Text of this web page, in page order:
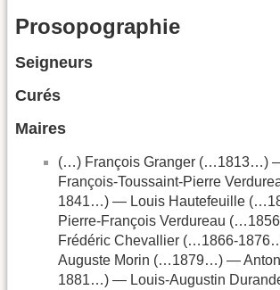
Prosopographie
Seigneurs
Curés
Maires
(…) François Granger
François-Toussaint-Pierre
1841…) — Louis Hautefeuille
Pierre-François Verdureau
Frédéric Chevallier (…1866-
Auguste Morin (…1879…) —
1881…) — Louis-Augustin